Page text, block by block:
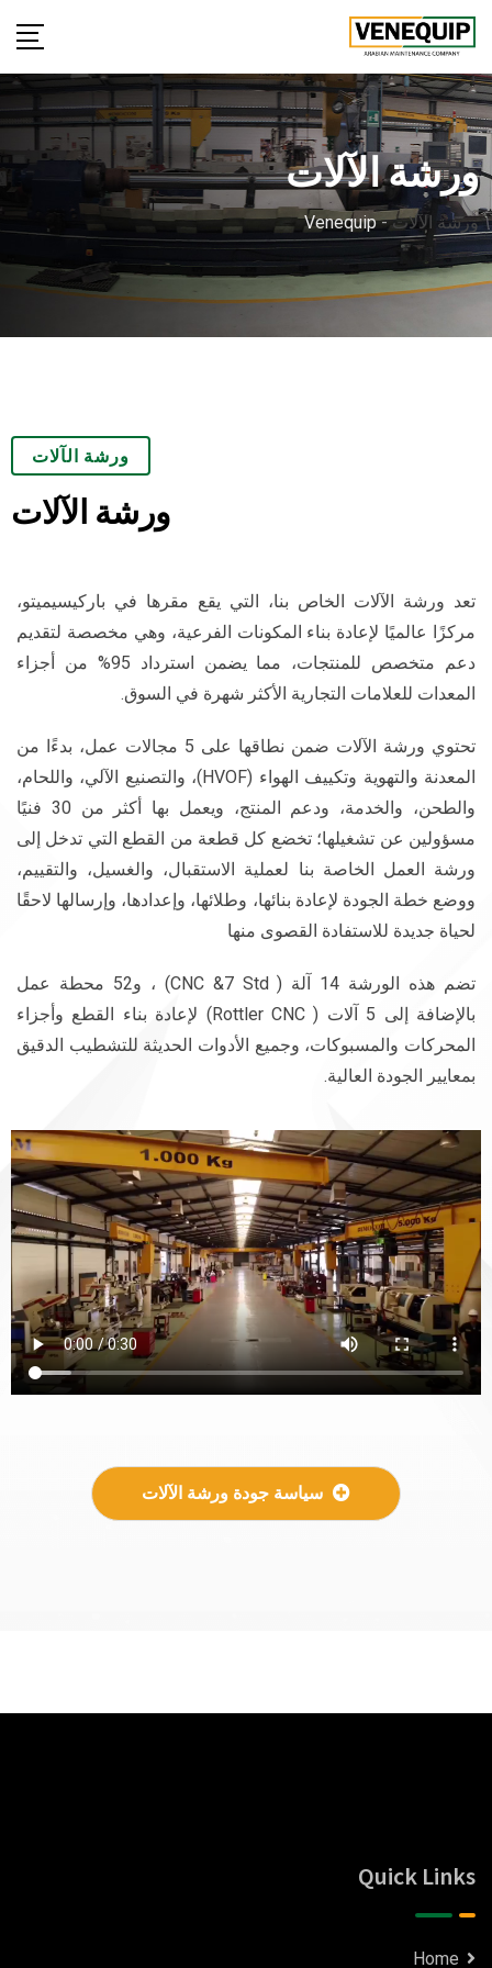
ورشة الآلات
ورشة الآلات-
Venequip
ورشة الآلات
ورشة الآلات
تعد ورشة الآلات الخاص بنا، التي يقع مقرها في باركيسيميتو،
مركزًا عالميًا لإعادة بناء المكونات الفرعية، وهي مخصصة لتقديم
دعم متخصص للمنتجات، مما يضمن استرداد 95% من أجزاء
المعدات للعلامات التجارية الأكثر شهرة في السوق.
تحتوي ورشة الآلات ضمن نطاقها على 5 مجالات عمل، بدءًا من
المعدنة والتهوية وتكييف الهواء (HVOF)، والتصنيع الآلي، واللحام،
والطحن، والخدمة، ودعم المنتج، ويعمل بها أكثر من 30 فنيًا
مسؤولين عن تشغيلها؛ تخضع كل قطعة من القطع التي تدخل إلى
ورشة العمل الخاصة بنا لعملية الاستقبال، والغسيل، والتقييم،
ووضع خطة الجودة لإعادة بنائها، وطلائها، وإعدادها، وإرسالها لاحقًا
لحياة جديدة للاستفادة القصوى منها
تضم هذه الورشة 14 آلة ( CNC &7 Std) ، و52 محطة عمل
بالإضافة إلى 5 آلات ( Rottler CNC) لإعادة بناء القطع وأجزاء
المحركات والمسبوكات، وجميع الأدوات الحديثة للتشطيب الدقيق
بمعايير الجودة العالية.
سياسة جودة ورشة الآلات
Quick Links
Home